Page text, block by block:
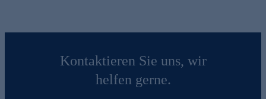
Kontaktieren Sie uns, wir
helfen gerne.